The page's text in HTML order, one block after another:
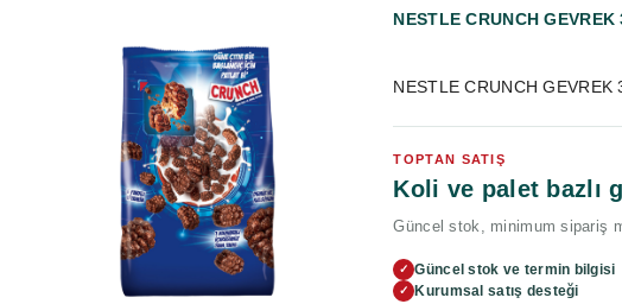
NESTLE CRUNCH
NESTLE CRUNCH
TOPTAN SATIŞ
Koli ve palet bazlı
Güncel stok, minimum sipariş
✓ Güncel stok ve termin bilgisi
✓ Kurumsal satış desteği